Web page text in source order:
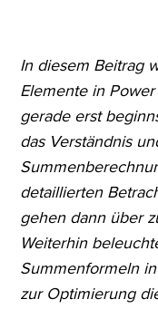
In diesem Beitrag
Elemente in
gerade erst
das Verständnis
detaillierten
gehen dann über
Weiterhin
Summenformeln
zur Optimierung